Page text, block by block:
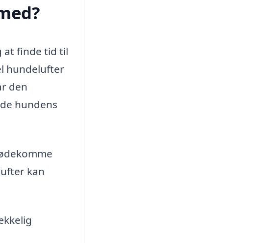
at finde tid til
hundelufter
den
hundens
kan